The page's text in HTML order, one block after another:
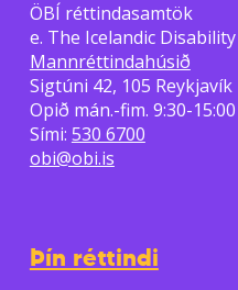
ÖBÍ réttindasamtök
e. The Icelandic
Mannréttindahúsið
Sigtúni 42, 105 Reykjavík
Opið mán.-fim. 9:30-
Sími: 530 6700
obi@obi.is
Þín réttindi